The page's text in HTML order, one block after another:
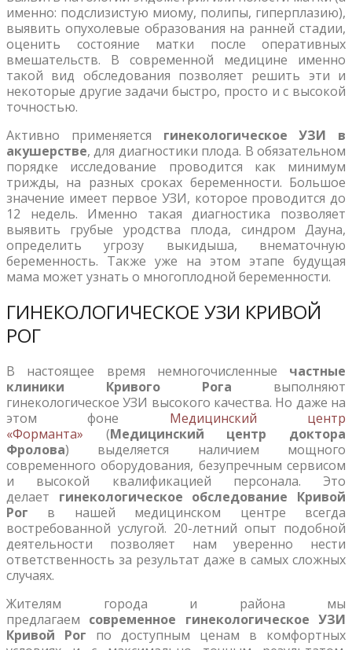
именно: подслизистую миому, полипы, гиперплазию),
выявить опухолевые образования на ранней стадии,
оценить состояние матки после оперативных
вмешательств. В современной медицине именно
такой вид обследования позволяет решить эти и
некоторые другие задачи быстро, просто и с высокой
точностью.
Активно применяется гинекологическое УЗИ в
акушерстве, для диагностики плода. В обязательном
порядке исследование проводится как минимум
трижды, на разных сроках беременности. Большое
значение имеет первое УЗИ, которое проводится до
12 недель. Именно такая диагностика позволяет
выявить грубые уродства плода, синдром Дауна,
определить угрозу выкидыша, внематочную
беременность. Также уже на этом этапе будущая
мама может узнать о многоплодной беременности.
ГИНЕКОЛОГИЧЕСКОЕ УЗИ КРИВОЙ
РОГ
В настоящее время немногочисленные частные
клиники Кривого Рога выполняют
гинекологическое УЗИ высокого качества. Но даже на
этом фоне Медицинский центр
«Форманта» (Медицинский центр доктора
Фролова) выделяется наличием мощного
современного оборудования, безупречным сервисом
и высокой квалификацией персонала. Это
делает гинекологическое обследование Кривой
Рог в нашей медицинском центре всегда
востребованной услугой. 20-летний опыт подобной
деятельности позволяет нам уверенно нести
ответственность за результат даже в самых сложных
случаях.
Жителям города и района мы
предлагаем современное гинекологическое УЗИ
Кривой Рог по доступным ценам в комфортных